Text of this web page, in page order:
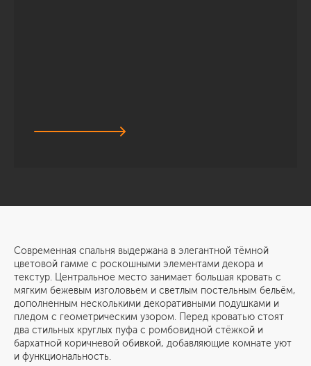
Современная спальня выдержана в элегантной тёмной
цветовой гамме с роскошными элементами декора и
текстур. Центральное место занимает большая кровать с
мягким беже­вым изголовьем и светлым постельным бельём,
дополненным несколькими декоративными подушками и
пледом с геометрическим узором. Перед кроватью стоят
два стильных круглых пуфа с ромбовидной стёжкой и
бархатной коричневой обивкой, добавляющие комнате уют
и функциональность.